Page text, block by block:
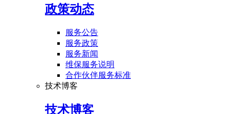
政策动态
服务公告
服务政策
服务新闻
维保服务说明
合作伙伴服务标准
技术博客
技术博客